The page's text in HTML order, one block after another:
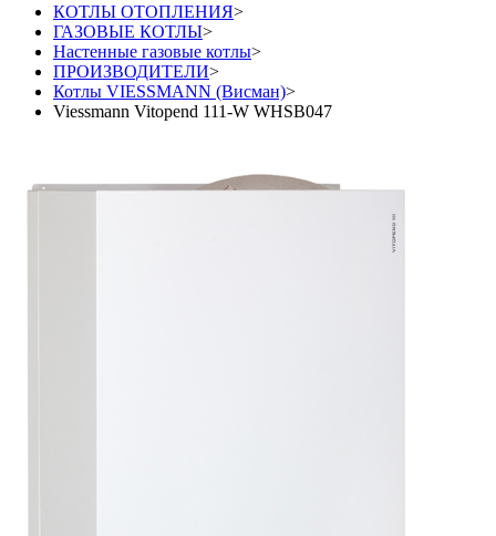
КОТЛЫ ОТОПЛЕНИЯ>
ГАЗОВЫЕ КОТЛЫ>
Настенные газовые котлы>
ПРОИЗВОДИТЕЛИ>
Котлы VIESSMANN (Висман)>
Viessmann Vitopend 111-W WHSB047